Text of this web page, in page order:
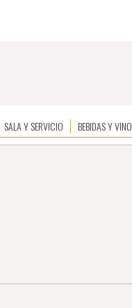
SALA Y SERVICIO BEBIDAS Y VINO